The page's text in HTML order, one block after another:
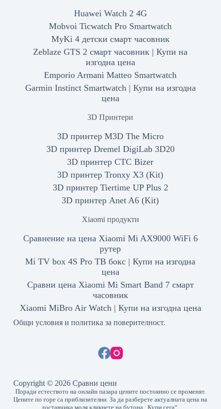
Huawei Watch 2 4G
Mobvoi Ticwatch Pro Smartwatch
MyKi 4 детски смарт часовник
Zeblaze GTS 2 смарт часовник | Купи на
изгодна цена
Emporio Armani Matteo Smartwatch
Garmin Instinct Smartwatch | Купи на изгодна
цена
3D Принтери
3D принтер M3D The Micro
3D принтер Dremel DigiLab 3D20
3D принтер CTC Bizer
3D принтер Tronxy X3 (Kit)
3D принтер Tiertime UP Plus 2
3D принтер Anet A6 (Kit)
Xiaomi продукти
Сравнение на цена Xiaomi Mi AX9000 WiFi 6
рутер
Mi TV box 4S Pro ТВ бокс | Купи на изгодна
цена
Сравни цена Xiaomi Mi Smart Band 7 смарт
часовник
Xiaomi MiBro Air Watch | Купи на изгодна цена
Общи условия и политика за поверителност.
Copyright © 2026 Сравни цени
Поради естеството на онлайн пазара цените постоянно се променят.
Цените по горе са приблизителни. За да разберете актуалната цена на
доставчика моля кликнете на бутона „Купи сега“.